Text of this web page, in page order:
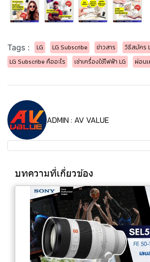
Tags : LG LG Subscribe ข่าวสาร
วิธีสมัคร
LG Subscribe คืออะไร
เช่าเครื่องใช้ไฟฟ้า LG ผ่อนเ
ADMIN : AV VALUE
บทความที่เกี่ยวข้อง